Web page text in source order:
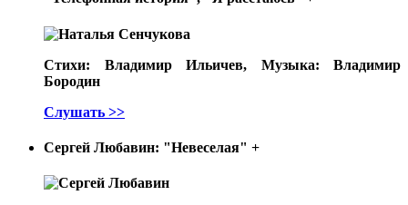
Стихи: Владимир Ильичев, Музыка: Владимир
Бородин
Слушать >>
Сергей Любавин: "Невеселая" +